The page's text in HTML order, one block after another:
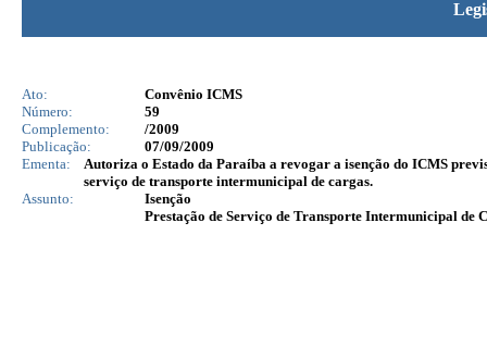
Ato:
Convênio ICMS
Número:
59
Complemento:
/2009
Publicação:
07/09/2009
Ementa:
Autoriza o Estado da Paraíba a revogar a isenção do ICMS
serviço de transporte intermunicipal de cargas.
Assunto:
Isenção
Prestação de Serviço de Transporte Intermunicipal de